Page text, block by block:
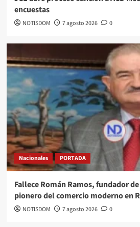
encuestas
NOTISDOM 7 agosto 2026 0
Nacionales PORTADA
Fallece Román Ramos, fundador
pionero del comercio moderno en
NOTISDOM 7 agosto 2026 0